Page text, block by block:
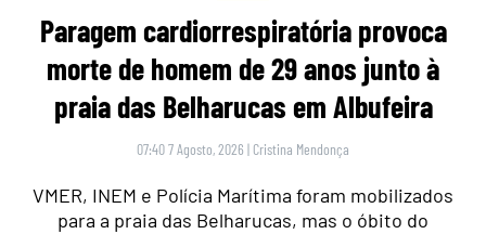
Paragem cardiorrespiratória provoca
morte de homem de 29 anos junto à
praia das Belharucas em Albufeira
07:40 7 Agosto, 2026 | Cristina Mendonça
VMER, INEM e Polícia Marítima foram mobilizados
para a praia das Belharucas, mas o óbito do